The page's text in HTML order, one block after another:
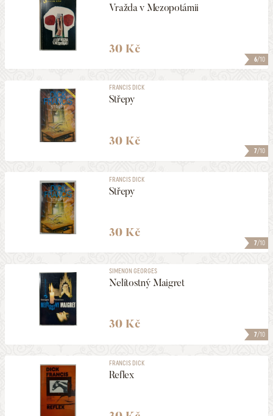
6/10
Vražda v Mezopotámii
30 Kč
7/10
FRANCIS DICK
Střepy
30 Kč
7/10
FRANCIS DICK
Střepy
30 Kč
7/10
SIMENON GEORGES
Nelítostný Maigret
30 Kč
FRANCIS DICK
Reflex